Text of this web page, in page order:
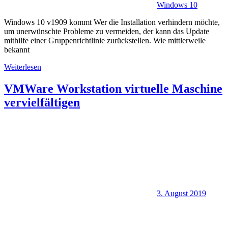
Windows 10
Windows 10 v1909 kommt Wer die Installation verhindern möchte,
um unerwünschte Probleme zu vermeiden, der kann das Update
mithilfe einer Gruppenrichtlinie zurückstellen. Wie mittlerweile
bekannt
Weiterlesen
VMWare Workstation virtuelle Maschine
vervielfältigen
3. August 2019